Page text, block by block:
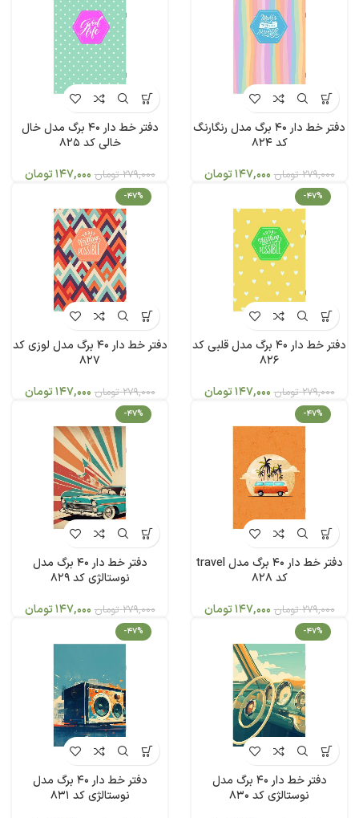
دفتر خط دار 40 برگ مدل رنگارنگ
کد 824
279,000 تومان 147,000تومان
دفتر خط دار 40 برگ مدل خال
خالی کد 825
279,000 تومان 147,000تومان
-47%
دفتر خط دار 40 برگ مدل قلبی کد
826
279,000 تومان 147,000تومان
-47%
دفتر خط دار 40 برگ مدل لوزی کد
827
279,000 تومان 147,000تومان
-47%
دفتر خط دار 40 برگ مدل travel
کد 828
279,000 تومان 147,000تومان
-47%
دفتر خط دار 40 برگ مدل
نوستالژی کد 829
279,000 تومان 147,000تومان
-47%
دفتر خط دار 40 برگ مدل
نوستالژی کد 830
-47%
دفتر خط دار 40 برگ مدل
نوستالژی کد 831